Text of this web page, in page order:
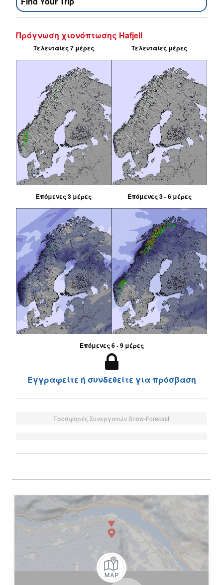
Πρόγνωση χιονόπτωσης Hafjell
Τελευταίες 7 μέρες Τελευταίες μέρες
Επόμενες 3 μέρες Επόμενες 3 - 6 μέρες
Επόμενες 6 - 9 μέρες
Εγγραφείτε ή συνδεθείτε για πρόσβαση
Προσφορές Συνεργατών Snow-Forecast